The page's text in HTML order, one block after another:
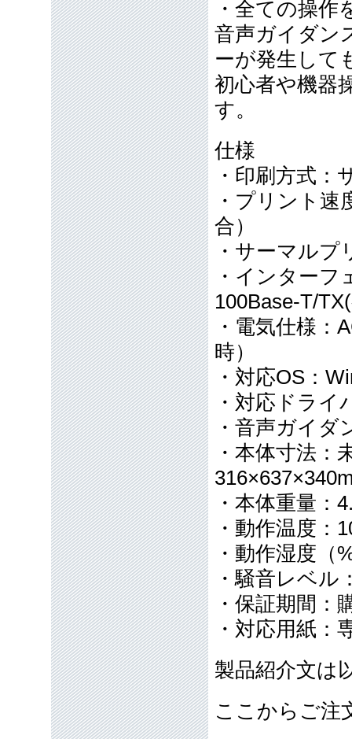
・全ての操
音声ガイダン
ーが発生して
初心者や機器
す。
仕様
・印刷方式：
・プリント速
合）
・サーマルプ
・インターフ
100Base-T/
・電気仕様
時）
・対応OS：
・対応ドライ
・音声ガイダ
・本体寸法：
・本体重量：
・動作温度：
・動作湿度（
・騒音レベル
・保証期間：
・対応用紙：
製品紹介文は
ここからご注